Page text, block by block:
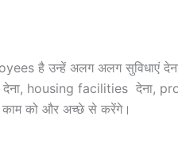
है उन्हें अलग अलग सुविधाएं
housing facilities देना,
काम को और अच्छे से करेंगे।